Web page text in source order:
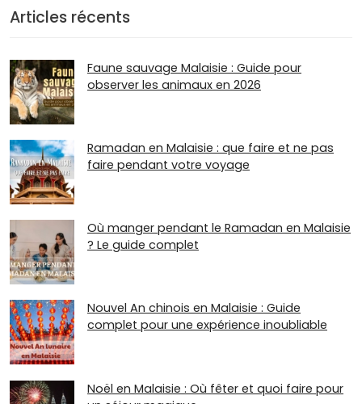
Articles récents
Faune sauvage Malaisie : Guide pour
observer les animaux en 2026
Ramadan en Malaisie : que faire et ne pas
faire pendant votre voyage
Où manger pendant le Ramadan en Malaisie
? Le guide complet
Nouvel An chinois en Malaisie : Guide
complet pour une expérience inoubliable
Noël en Malaisie : Où fêter et quoi faire pour